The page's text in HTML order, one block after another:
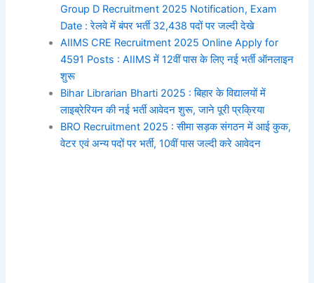
Group D Recruitment 2025 Notification, Exam
Date : रेलवे में बंपर भर्ती 32,438 पदों पर जल्दी देखे
AIIMS CRE Recruitment 2025 Online Apply for
4591 Posts : AIIMS में 12वीं पास के लिए नई भर्ती ऑनलाइन
शुरू
Bihar Librarian Bharti 2025 : बिहार के विद्यालयों में
लाइब्रेरियन की नई भर्ती आवेदन शुरू, जाने पूरी प्रक्रिया
BRO Recruitment 2025 : सीमा सड़क संगठन में आई कुक,
वेटर एवं अन्य पदों पर भर्ती, 10वीं पास जल्दी करे आवेदन